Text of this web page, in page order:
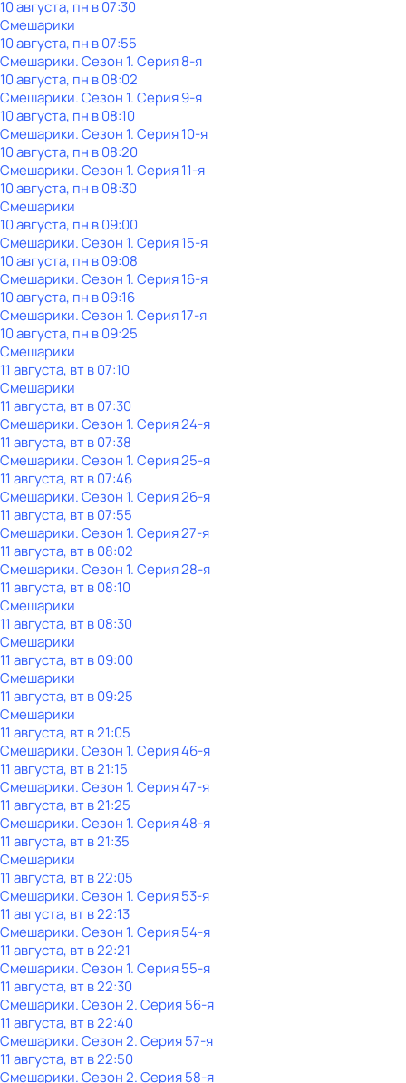
10 августа, пн в 07:30
Смешарики
10 августа, пн в 07:55
Смешарики. Сезон 1. Серия 8-я
10 августа, пн в 08:02
Смешарики. Сезон 1. Серия 9-я
10 августа, пн в 08:10
Смешарики. Сезон 1. Серия 10-я
10 августа, пн в 08:20
Смешарики. Сезон 1. Серия 11-я
10 августа, пн в 08:30
Смешарики
10 августа, пн в 09:00
Смешарики. Сезон 1. Серия 15-я
10 августа, пн в 09:08
Смешарики. Сезон 1. Серия 16-я
10 августа, пн в 09:16
Смешарики. Сезон 1. Серия 17-я
10 августа, пн в 09:25
Смешарики
11 августа, вт в 07:10
Смешарики
11 августа, вт в 07:30
Смешарики. Сезон 1. Серия 24-я
11 августа, вт в 07:38
Смешарики. Сезон 1. Серия 25-я
11 августа, вт в 07:46
Смешарики. Сезон 1. Серия 26-я
11 августа, вт в 07:55
Смешарики. Сезон 1. Серия 27-я
11 августа, вт в 08:02
Смешарики. Сезон 1. Серия 28-я
11 августа, вт в 08:10
Смешарики
11 августа, вт в 08:30
Смешарики
11 августа, вт в 09:00
Смешарики
11 августа, вт в 09:25
Смешарики
11 августа, вт в 21:05
Смешарики. Сезон 1. Серия 46-я
11 августа, вт в 21:15
Смешарики. Сезон 1. Серия 47-я
11 августа, вт в 21:25
Смешарики. Сезон 1. Серия 48-я
11 августа, вт в 21:35
Смешарики
11 августа, вт в 22:05
Смешарики. Сезон 1. Серия 53-я
11 августа, вт в 22:13
Смешарики. Сезон 1. Серия 54-я
11 августа, вт в 22:21
Смешарики. Сезон 1. Серия 55-я
11 августа, вт в 22:30
Смешарики. Сезон 2. Серия 56-я
11 августа, вт в 22:40
Смешарики. Сезон 2. Серия 57-я
11 августа, вт в 22:50
Смешарики. Сезон 2. Серия 58-я